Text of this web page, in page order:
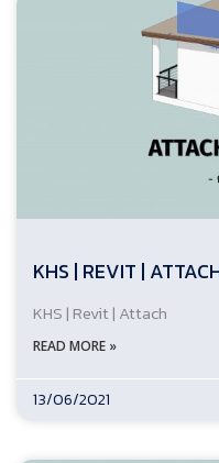
KHS | REVIT |
KHS | Revit | Attach
READ MORE »
13/06/2021